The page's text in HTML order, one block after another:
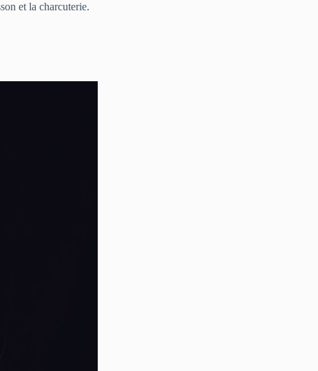
et la charcuterie.